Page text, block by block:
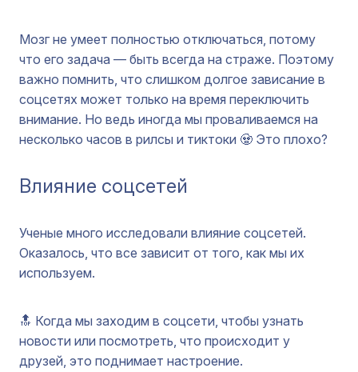
Мозг не умеет полностью отключаться, потому
что его задача — быть всегда на страже. Поэтому
важно помнить, что слишком долгое зависание в
соцсетях может только на время переключить
внимание. Но ведь иногда мы проваливаемся на
несколько часов в рилсы и тиктоки 🧟 Это плохо?
Влияние соцсетей
Ученые много исследовали влияние соцсетей.
Оказалось, что все зависит от того, как мы их
используем.
🔝 Когда мы заходим в соцсети, чтобы узнать
новости или посмотреть, что происходит у
друзей, это поднимает настроение.